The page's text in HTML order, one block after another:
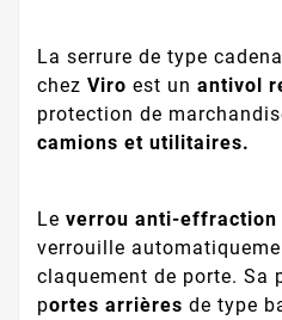
La serrure de type
chez Viro est un antivol
protection de
camions et utilitaires.
Le verrou anti-
verrouille
claquement de porte. Sa
portes arrières de type